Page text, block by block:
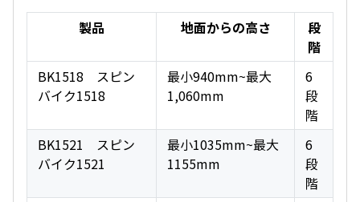
製品
地面からの高さ
段
階
BK1518 スピン
バイク1518
最小940mm~最大
1,060mm
6
段
階
BK1521 スピン
バイク1521
最小1035mm~最大
1155mm
6
段
階